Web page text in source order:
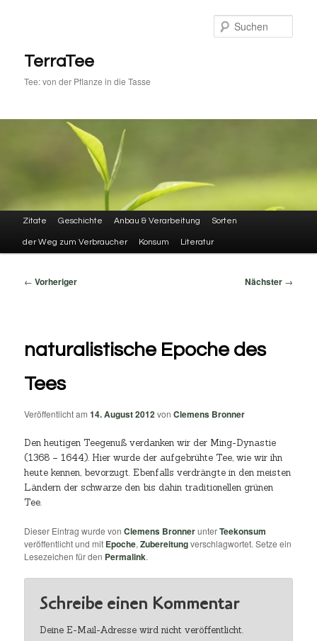
springen
TerraTee
Tee: von der Pflanze in die Tasse
Hauptmenü
Zitate Geschichte Anbau & Verarbeitung Sorten
der Weg zum Verbraucher Konsum Literatur
Beitragsnavigation
← Vorheriger Nächster →
naturalistische Epoche des
Tees
Veröffentlicht am14. August 2012vonClemens Bronner
Den heutigen Teegenuß verdanken wir der Ming-Dynastie
(1368 – 1644). Hier wurde der aufgebrühte Tee, wie wir ihn
heute kennen, bevorzugt. Ebenfalls verdrängte in den meisten
Ländern der schwarze den bis dahin traditionellen grünen
Tee.
Dieser Eintrag wurde vonClemens BronnerunterTeekonsum
veröffentlicht und mit Epoche,Zubereitungverschlagwortet. Setze ein
Lesezeichen für den Permalink.
Schreibe einen Kommentar
Deine E-Mail-Adresse wird nicht veröffentlicht.